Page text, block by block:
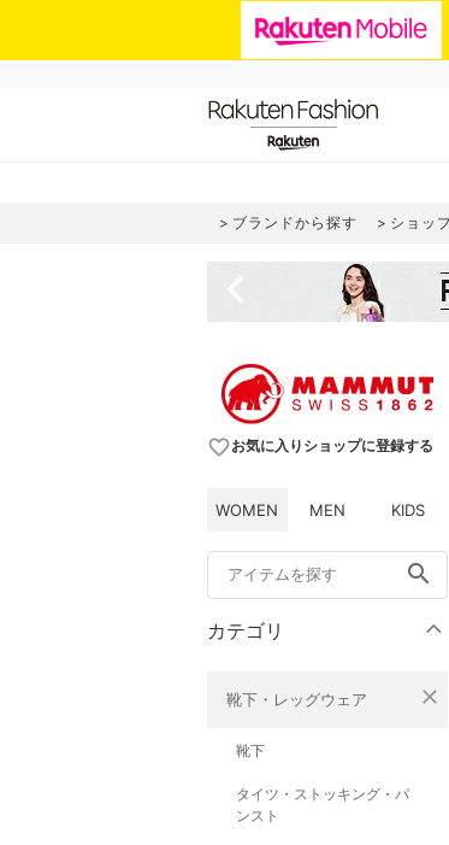
ブランドから探す ショッ
favorite_borderお気に入りショップに登録する
WOMEN MEN KIDS
search
カテゴリ
靴下・レッグウェア close
靴下
タイツ・ストッキング・パ
ンスト